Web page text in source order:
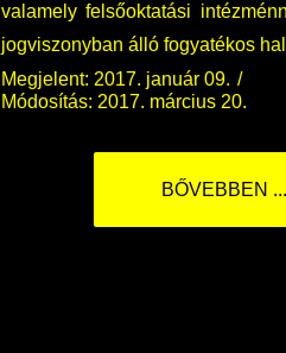
valamely felsőoktatási
jogviszonyban álló fogyatékos
Megjelent: 2017. január 09.
Módosítás: 2017. március 20.
BŐVEBBEN ...